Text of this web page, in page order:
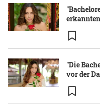
"Die
vor der